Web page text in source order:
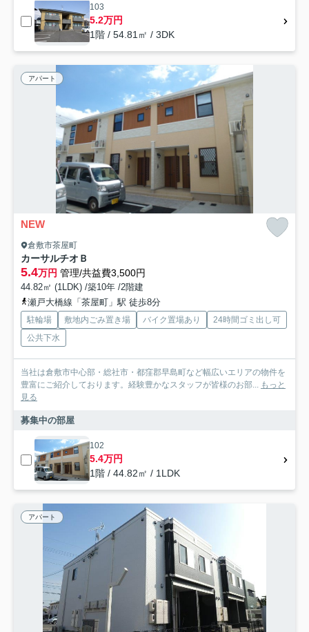
103
5.2万円
1階 / 54.81㎡ / 3DK
アパート
NEW
倉敷市茶屋町
カーサルチオＢ
5.4万円 管理/共益費3,500円
44.82㎡ (1LDK) /築10年 /2階建
瀬戸大橋線「茶屋町」駅 徒歩8分
駐輪場 敷地内ごみ置き場 バイク置場あり
24時間ゴミ出し可
公共下水
当社は倉敷市中心部・総社市・都窪郡早島町など幅広いエリアの物件を
豊富にご紹介しております。経験豊かなスタッフが皆様のお部... もっと
見る
募集中の部屋
102
5.4万円
1階 / 44.82㎡ / 1LDK
アパート